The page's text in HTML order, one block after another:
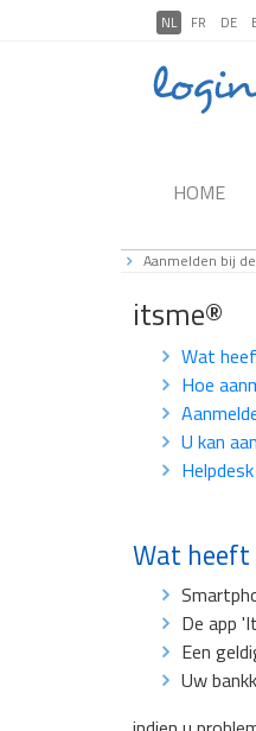
NL FR DE
HOME
Aanmelden bij
itsme®
Wat
Hoe
U kan
Wat heeft
De app
Een
Uw